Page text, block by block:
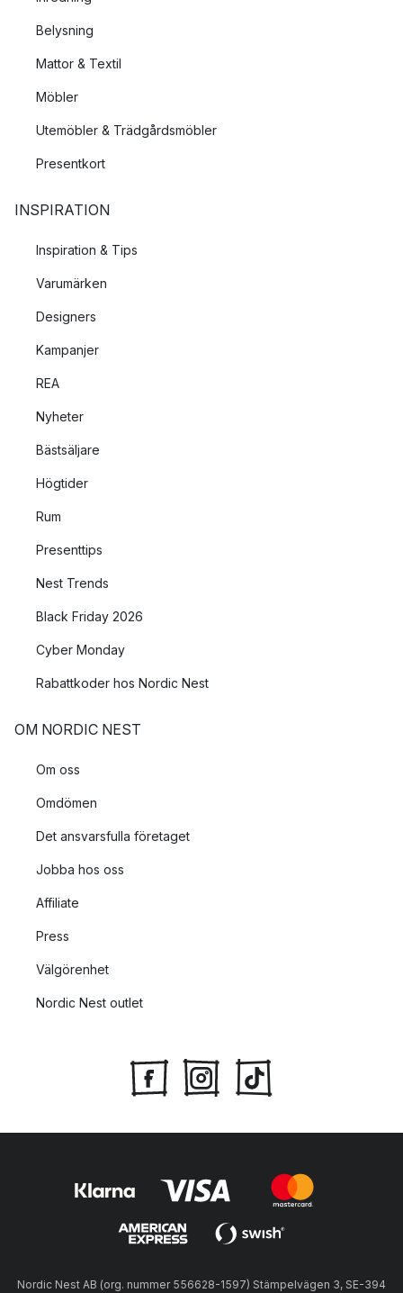
Belysning
Mattor & Textil
Möbler
Utemöbler & Trädgårdsmöbler
Presentkort
INSPIRATION
Inspiration & Tips
Varumärken
Designers
Kampanjer
REA
Nyheter
Bästsäljare
Högtider
Rum
Presenttips
Nest Trends
Black Friday 2026
Cyber Monday
Rabattkoder hos Nordic Nest
OM NORDIC NEST
Om oss
Omdömen
Det ansvarsfulla företaget
Jobba hos oss
Affiliate
Press
Välgörenhet
Nordic Nest outlet
Nordic Nest AB (org. nummer 556628-1597) Stämpelvägen 3, SE-394